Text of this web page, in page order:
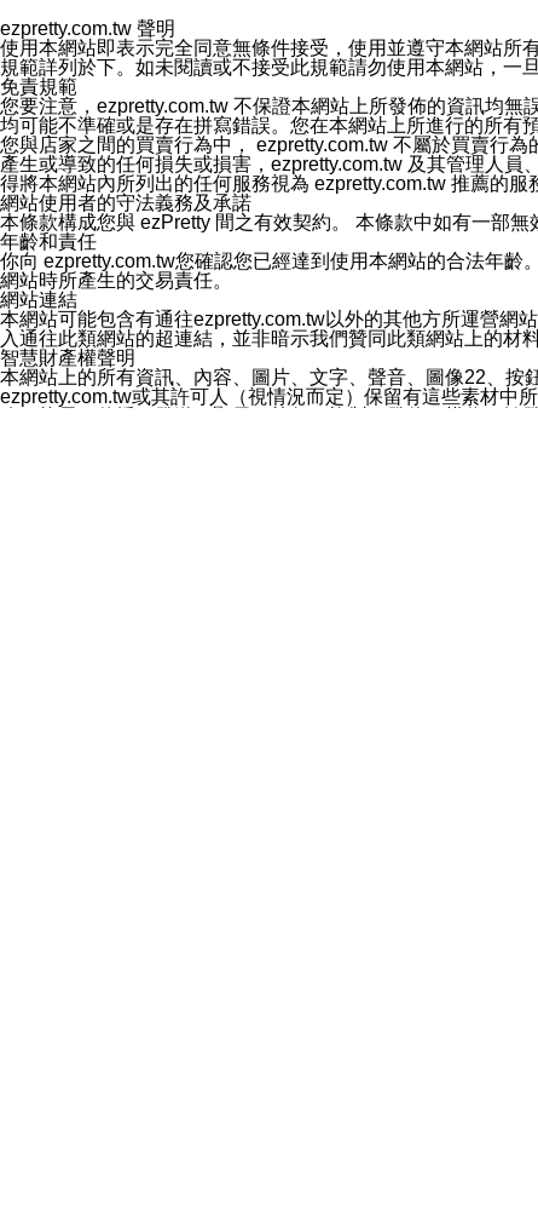
您同意本公司網站，透過您所提供的郵件地址與您取得聯
停止接收這些資料或電子郵件。
十五、訊息通知
本公司/本服務將以通知型訊息傳送重要訊息給您。即使未
本公司/本服務傳送之通知型訊息以對您有效且重要的訊息
1.LINE 帳號設定的電話號碼與本公司/本服務所傳來的電話
2.該 LINE 帳號已在 LINE APP 設定中，同意接收通知型訊
3.LINE 帳號未封鎖傳送訊息之 LINE 官方帳號。
欲變更通知型訊息的設定，操作如下：
1.點選「主頁」＞「設定」
2.點選「隱私設定」
3.點選「提供使用資料」
4.點選「LINE通知型訊息」
5.開關「接收LINE通知型訊息」
❗️關閉「接收通知型訊息」後，將不會接收到來自任何企業
ezpretty.com.tw 聲明
使用本網站即表示完全同意無條件接受，使用並遵守本網站所
規範詳列於下。如未閱讀或不接受此規範請勿使用本網站，一
免責規範
您要注意，ezpretty.com.tw 不保證本網站上所發佈的資訊均
均可能不準確或是存在拼寫錯誤。您在本網站上所進行的所有
您與店家之間的買賣行為中， ezpretty.com.tw 不屬於買賣行
產生或導致的任何損失或損害，ezpretty.com.tw 及其管理人
得將本網站內所列出的任何服務視為 ezpretty.com.tw 推薦的
網站使用者的守法義務及承諾
本條款構成您與 ezPretty 間之有效契約。 本條款中如有一部
年齡和責任
你向 ezpretty.com.tw您確認您已經達到使用本網站的合法年
網站時所產生的交易責任。
網站連結
本網站可能包含有通往ezpretty.com.tw以外的其他方所運營網
入通往此類網站的超連結，並非暗示我們贊同此類網站上的材
智慧財產權聲明
本網站上的所有資訊、內容、圖片、文字、聲音、圖像22、按
ezpretty.com.tw或其許可人（視情況而定）保留有這些素材中